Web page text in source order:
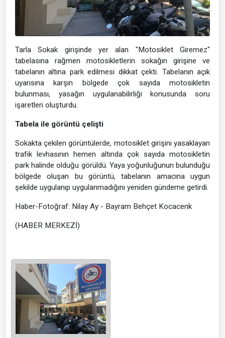
Tarla Sokak girişinde yer alan "Motosiklet Giremez"
tabelasına rağmen motosikletlerin sokağın girişine ve
tabelanın altına park edilmesi dikkat çekti. Tabelanın açık
uyarısına karşın bölgede çok sayıda motosikletin
bulunması, yasağın uygulanabilirliği konusunda soru
işaretleri oluşturdu.
Tabela ile görüntü çelişti
Sokakta çekilen görüntülerde, motosiklet girişini yasaklayan
trafik levhasının hemen altında çok sayıda motosikletin
park halinde olduğu görüldü. Yaya yoğunluğunun bulunduğu
bölgede oluşan bu görüntü, tabelanın amacına uygun
şekilde uygulanıp uygulanmadığını yeniden gündeme getirdi.
Haber-Fotoğraf: Nilay Ay - Bayram Behçet Kocacenk
(HABER MERKEZİ)